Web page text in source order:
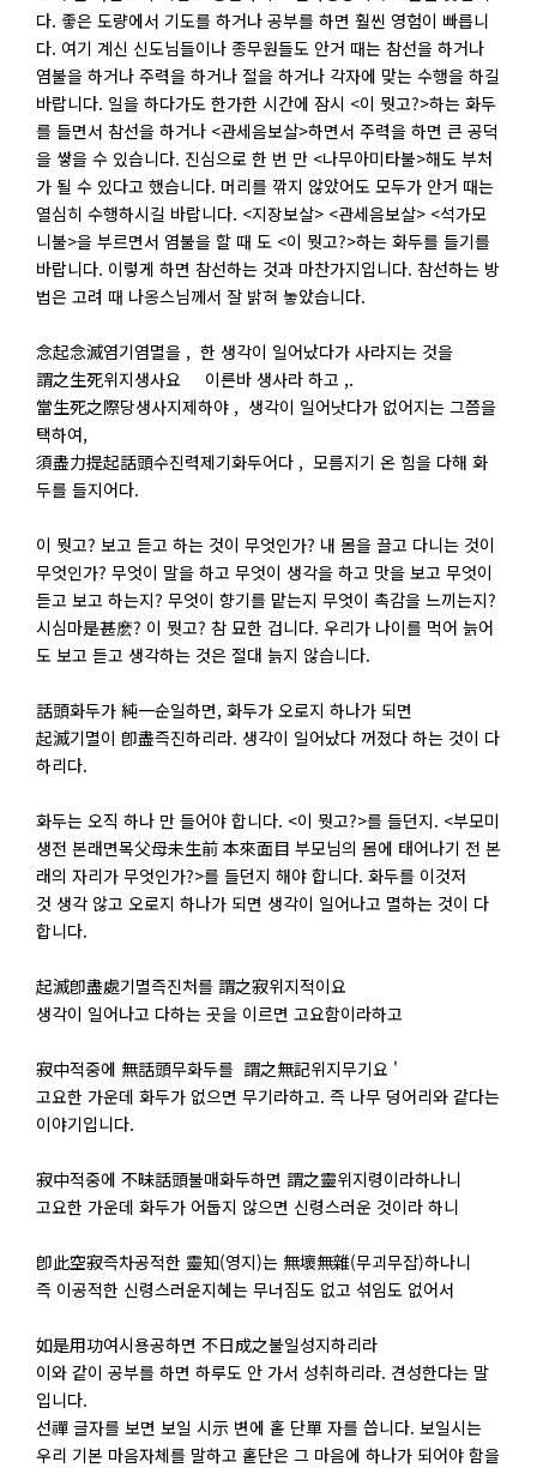
다. 좋은 도량에서 기도를 하거나 공부를 하면 훨씬 영험이 빠릅니
다. 여기 계신 신도님들이나 종무원들도 안거 때는 참선을 하거나
염불을 하거나 주력을 하거나 절을 하거나 각자에 맞는 수행을 하길
바랍니다. 일을 하다가도 한가한 시간에 잠시 <이 뭣고?>하는 화두
를 들면서 참선을 하거나 <관세음보살>하면서 주력을 하면 큰 공덕
을 쌓을 수 있습니다. 진심으로 한 번 만 <나무아미타불>해도 부처
가 될 수 있다고 했습니다. 머리를 깎지 않았어도 모두가 안거 때는
열심히 수행하시길 바랍니다. <지장보살> <관세음보살> <석가모
니불>을 부르면서 염불을 할 때 도 <이 뭣고?>하는 화두를 들기를
바랍니다. 이렇게 하면 참선하는 것과 마찬가지입니다. 참선하는 방
법은 고려 때 나옹스님께서 잘 밝혀 놓았습니다.
念起念滅염기염멸을 , 한 생각이 일어났다가 사라지는 것을
謂之生死위지생사요 이른바 생사라 하고 ,.
當生死之際당생사지제하야 , 생각이 일어낫다가 없어지는 그쯤을
택하여,
須盡力提起話頭수진력제기화두어다 , 모름지기 온 힘을 다해 화
두를 들지어다.
이 뭣고? 보고 듣고 하는 것이 무엇인가? 내 몸을 끌고 다니는 것이
무엇인가? 무엇이 말을 하고 무엇이 생각을 하고 맛을 보고 무엇이
듣고 보고 하는지? 무엇이 향기를 맡는지 무엇이 촉감을 느끼는지?
시심마是甚麽? 이 뭣고? 참 묘한 겁니다. 우리가 나이를 먹어 늙어
도 보고 듣고 생각하는 것은 절대 늙지 않습니다.
話頭화두가 純一순일하면, 화두가 오로지 하나가 되면
起滅기멸이 卽盡즉진하리라. 생각이 일어났다 꺼졌다 하는 것이 다
하리다.
화두는 오직 하나 만 들어야 합니다. <이 뭣고?>를 들던지. <부모미
생전 본래면목父母未生前 本來面目 부모님의 몸에 태어나기 전 본
래의 자리가 무엇인가?>를 들던지 해야 합니다. 화두를 이것저
것 생각 않고 오로지 하나가 되면 생각이 일어나고 멸하는 것이 다
합니다.
起滅卽盡處기멸즉진처를 謂之寂위지적이요
생각이 일어나고 다하는 곳을 이르면 고요함이라하고
寂中적중에 無話頭무화두를 謂之無記위지무기요 '
고요한 가운데 화두가 없으면 무기라하고. 즉 나무 덩어리와 같다는
이야기입니다.
寂中적중에 不昧話頭불매화두하면 謂之靈위지령이라하나니
고요한 가운데 화두가 어둡지 않으면 신령스러운 것이라 하니
卽此空寂즉차공적한 靈知(영지)는 無壞無雜(무괴무잡)하나니
즉 이공적한 신령스러운지혜는 무너짐도 없고 섞임도 없어서
如是用功여시용공하면 不日成之불일성지하리라
이와 같이 공부를 하면 하루도 안 가서 성취하리라. 견성한다는 말
입니다.
선禪 글자를 보면 보일 시示 변에 홑 단單 자를 씁니다. 보일시는
우리 기본 마음자체를 말하고 홑단은 그 마음에 하나가 되어야 함을